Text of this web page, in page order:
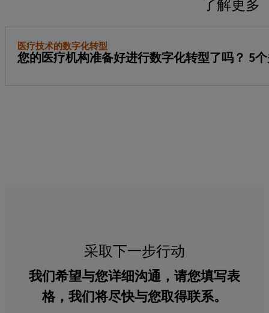
了解更多
医疗技术的数字化转型
您的医疗机构准备好进行数字化转型了吗？ 5
采取下一步行动
我们希望与您详细沟通，请您填写表
格，我们将尽快与您取得联系。